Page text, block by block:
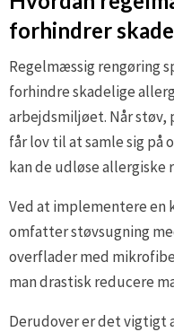
forhindrer
Regelmæssig rengøring
forhindre skadelige
arbejdsmiljøet. Når støv,
får lov til at samle sig
kan de udløse allergiske
Ved at implementere en
omfatter støvsugning
overflader med
man drastisk reducere
Derudover er det vigtigt